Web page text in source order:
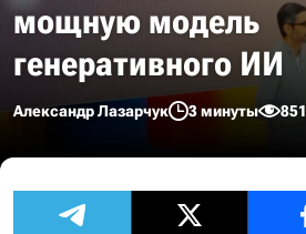
мощную модель
генеративного ИИ
Александр Лазарчук 3 минуты 851